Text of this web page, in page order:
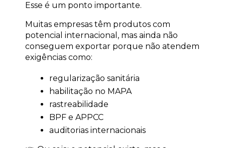
Esse é um ponto importante.
Muitas empresas têm produtos com
potencial internacional, mas ainda não
conseguem exportar porque não atendem
exigências como:
regularização sanitária
habilitação no MAPA
rastreabilidade
BPF e APPCC
auditorias internacionais